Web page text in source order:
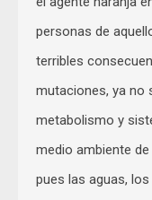
personas de
terribles
mutaciones, ya no
metabolismo y
medio ambiente
pues las aguas,